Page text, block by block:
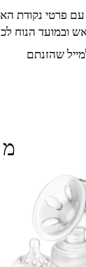
פרטי נקודת
ובמועד הנוח
שהזנתם